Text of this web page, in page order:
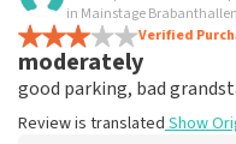
not possible to leave a
tickets from
and/or falsehoods will not
weeks for a review to be
in Mainstage
Verified
moderately
good parking, bad
Review is translated Show